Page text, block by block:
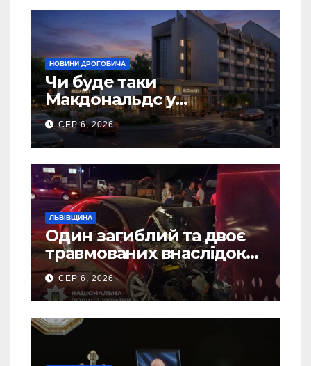
НОВИНИ ДРОГОБИЧА
Чи буде таки
Макдональдс у
Дрогобичі? (Фото)
СЕР 6, 2026
ЛЬВІВЩИНА
Один загиблий та двоє
травмованих внаслідок
ДТП на Самбірщині
СЕР 6, 2026